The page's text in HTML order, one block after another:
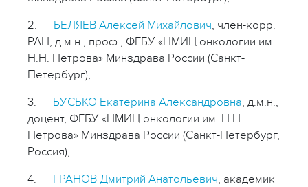
2. БЕЛЯЕВ Алексей Михайлович, член-корр.
РАН, д.м.н., проф., ФГБУ «НМИЦ онкологии им.
Н.Н. Петрова» Минздрава России (Санкт-
Петербург),
3. БУСЬКО Екатерина Александровна, д.м.н.,
доцент, ФГБУ «НМИЦ онкологии им. Н.Н.
Петрова» Минздрава России (Санкт-Петербург,
Россия),
4. ГРАНОВ Дмитрий Анатольевич, академик